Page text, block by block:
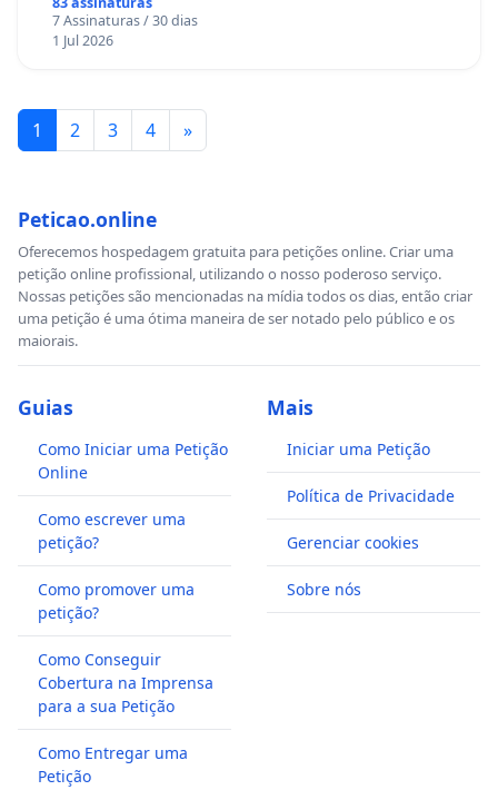
7 Assinaturas / 30 dias
1 Jul 2026
1 2 3 4 »
Peticao.online
Oferecemos hospedagem gratuita para petições online. Criar uma
petição online profissional, utilizando o nosso poderoso serviço.
Nossas petições são mencionadas na mídia todos os dias, então criar
uma petição é uma ótima maneira de ser notado pelo público e os
maiorais.
Guias
Como Iniciar uma Petição
Online
Como escrever uma
petição?
Como promover uma
petição?
Como Conseguir
Cobertura na Imprensa
para a sua Petição
Como Entregar uma
Petição
Mais
Iniciar uma Petição
Política de Privacidade
Gerenciar cookies
Sobre nós